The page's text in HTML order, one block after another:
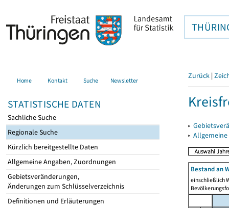
Home Kontakt Suche Newsletter
STATISTISCHE DATEN
Sachliche Suche
Regionale Suche
Kürzlich bereitgestellte Daten
Allgemeine Angaben, Zuordnungen
Gebietsveränderungen,
Änderungen zum Schlüsselverzeichnis
Definitionen und Erläuterungen
Zurück |
▸
▸
Bestand an
einschließlich